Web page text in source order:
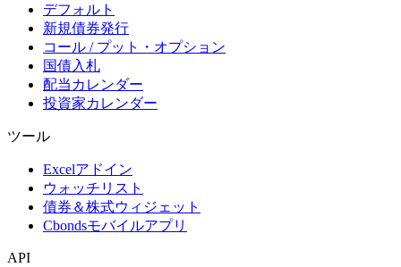
デフォルト
新規債券発行
コール / プット・オプション
国債入札
配当カレンダー
投資家カレンダー
ツール
Excelアドイン
ウォッチリスト
債券＆株式ウィジェット
Cbondsモバイルアプリ
API